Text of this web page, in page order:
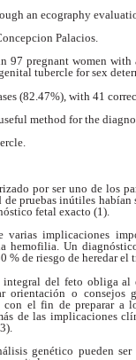
an ecography
Palacios.
97 pregnant women
tubercle for sex
(82.47%), with 41
method for the
por ser uno de los
depruebas inútiles habían
fetal exacto (1).
variasimplicaciones
hemofilia. Un
% de riesgo de heredar el
del feto obliga al
orientación o consejos
con el fin de preparar a
de las implicaciones
genético pueden